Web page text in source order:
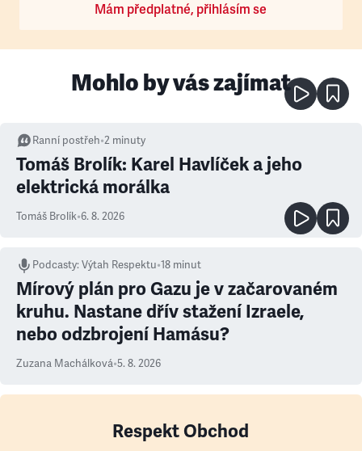
Mám předplatné, přihlásím se
Mohlo by vás zajímat
Ranní postřeh•2 minuty
Tomáš Brolík: Karel Havlíček a jeho
elektrická morálka
Tomáš Brolík•6. 8. 2026
Podcasty:Výtah Respektu•18 minut
Mírový plán pro Gazu je v začarovaném
kruhu. Nastane dřív stažení Izraele,
nebo odzbrojení Hamásu?
Zuzana Machálková•5. 8. 2026
Respekt Obchod